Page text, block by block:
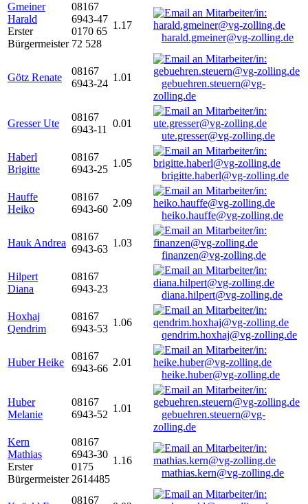
Gmeiner
Harald
Erster
Bürgermeister
08167
6943-47
0170 65
72 528
1.17
harald.gmeiner@vg-zolling.de
Götz Renate
08167
6943-24
1.01
gebuehren.steuern@vg-
zolling.de
Gresser Ute
08167
6943-11
0.01
ute.gresser@vg-zolling.de
Haberl
Brigitte
08167
6943-25
1.05
brigitte.haberl@vg-zolling.de
Hauffe
Heiko
08167
6943-60
2.09
heiko.hauffe@vg-zolling.de
Hauk Andrea
08167
6943-63
1.03
finanzen@vg-zolling.de
Hilpert
Diana
08167
6943-23
diana.hilpert@vg-zolling.de
Hoxhaj
Qendrim
08167
6943-53
1.06
qendrim.hoxhaj@vg-zolling.de
Huber Heike
08167
6943-66
2.01
heike.huber@vg-zolling.de
Huber
Melanie
08167
6943-52
1.01
gebuehren.steuern@vg-
zolling.de
Kern
Mathias
Erster
Bürgermeister
08167
6943-30
0175
2614485
1.16
mathias.kern@vg-zolling.de
08167